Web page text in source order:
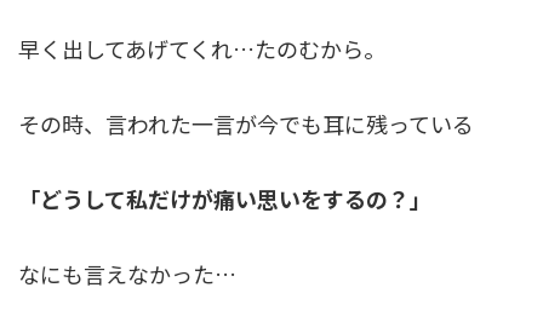
早く出してあげてくれ…たのむから。
その時、言われた一言が今でも耳に残っている
「どうして私だけが痛い思いをするの？」
なにも言えなかった…